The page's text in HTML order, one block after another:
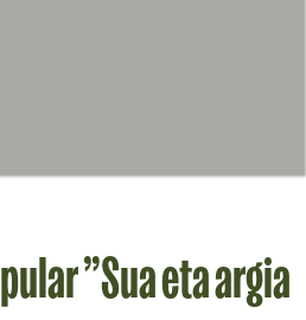
”Sua eta argia